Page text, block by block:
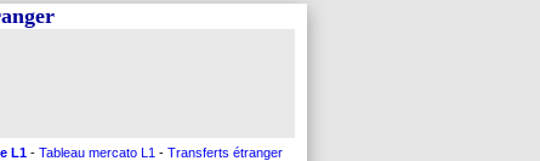
L1 - Tableau mercato L1 - Transferts étranger
cash d'Aulas !
de Luis Enrique
doublure de Kane ?